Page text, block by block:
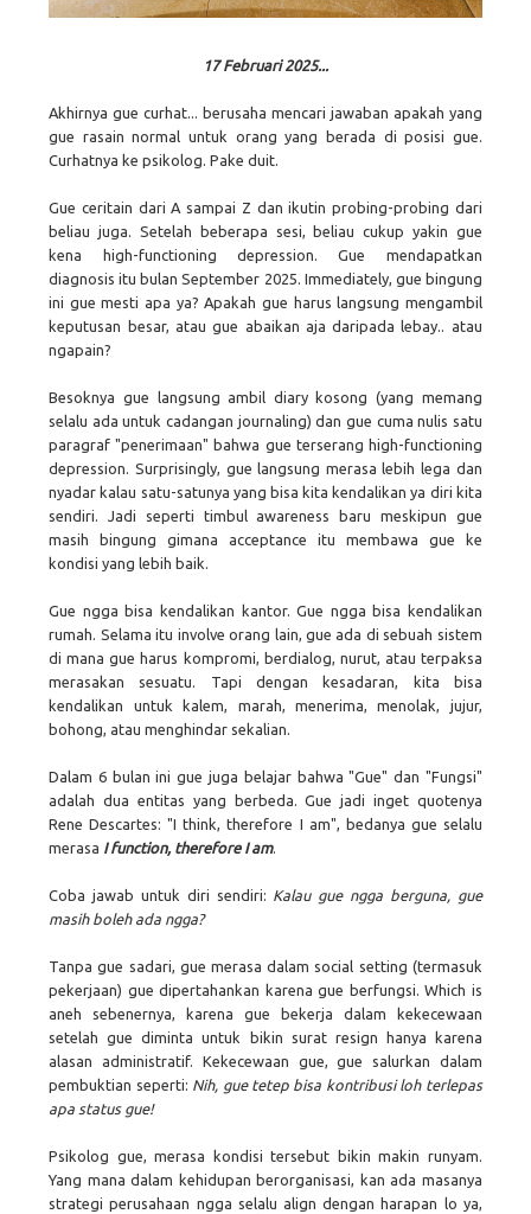
17 Februari 2025...
Akhirnya gue curhat... berusaha mencari jawaban apakah yang
gue rasain normal untuk orang yang berada di posisi gue.
Curhatnya ke psikolog. Pake duit.
Gue ceritain dari A sampai Z dan ikutin probing-probing dari
beliau juga. Setelah beberapa sesi, beliau cukup yakin gue
kena high-functioning depression. Gue mendapatkan
diagnosis itu bulan September 2025. Immediately, gue bingung
ini gue mesti apa ya? Apakah gue harus langsung mengambil
keputusan besar, atau gue abaikan aja daripada lebay.. atau
ngapain?
Besoknya gue langsung ambil diary kosong (yang memang
selalu ada untuk cadangan journaling) dan gue cuma nulis satu
paragraf "penerimaan" bahwa gue terserang high-functioning
depression. Surprisingly, gue langsung merasa lebih lega dan
nyadar kalau satu-satunya yang bisa kita kendalikan ya diri kita
sendiri. Jadi seperti timbul awareness baru meskipun gue
masih bingung gimana acceptance itu membawa gue ke
kondisi yang lebih baik.
Gue ngga bisa kendalikan kantor. Gue ngga bisa kendalikan
rumah. Selama itu involve orang lain, gue ada di sebuah sistem
di mana gue harus kompromi, berdialog, nurut, atau terpaksa
merasakan sesuatu. Tapi dengan kesadaran, kita bisa
kendalikan untuk kalem, marah, menerima, menolak, jujur,
bohong, atau menghindar sekalian.
Dalam 6 bulan ini gue juga belajar bahwa "Gue" dan "Fungsi"
adalah dua entitas yang berbeda. Gue jadi inget quotenya
Rene Descartes: "I think, therefore I am", bedanya gue selalu
merasa I function, therefore I am.
Coba jawab untuk diri sendiri: Kalau gue ngga berguna, gue
masih boleh ada ngga?
Tanpa gue sadari, gue merasa dalam social setting (termasuk
pekerjaan) gue dipertahankan karena gue berfungsi. Which is
aneh sebenernya, karena gue bekerja dalam kekecewaan
setelah gue diminta untuk bikin surat resign hanya karena
alasan administratif. Kekecewaan gue, gue salurkan dalam
pembuktian seperti: Nih, gue tetep bisa kontribusi loh terlepas
apa status gue!
Psikolog gue, merasa kondisi tersebut bikin makin runyam.
Yang mana dalam kehidupan berorganisasi, kan ada masanya
strategi perusahaan ngga selalu align dengan harapan lo ya,